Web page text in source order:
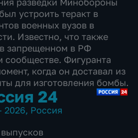
устроить теракт в
военных вузов в
Известно, что также
запрещенном в РФ
сообществе. Фигуранта
когда он доставал из
для изготовления бомбы.
24
2026, Россия